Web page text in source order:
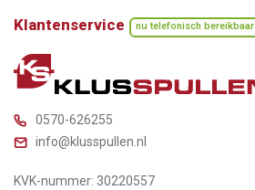
Klantenservice nu telefonisch bereikbaar
0570-626255
info@klusspullen.nl
KVK-nummer: 30220557